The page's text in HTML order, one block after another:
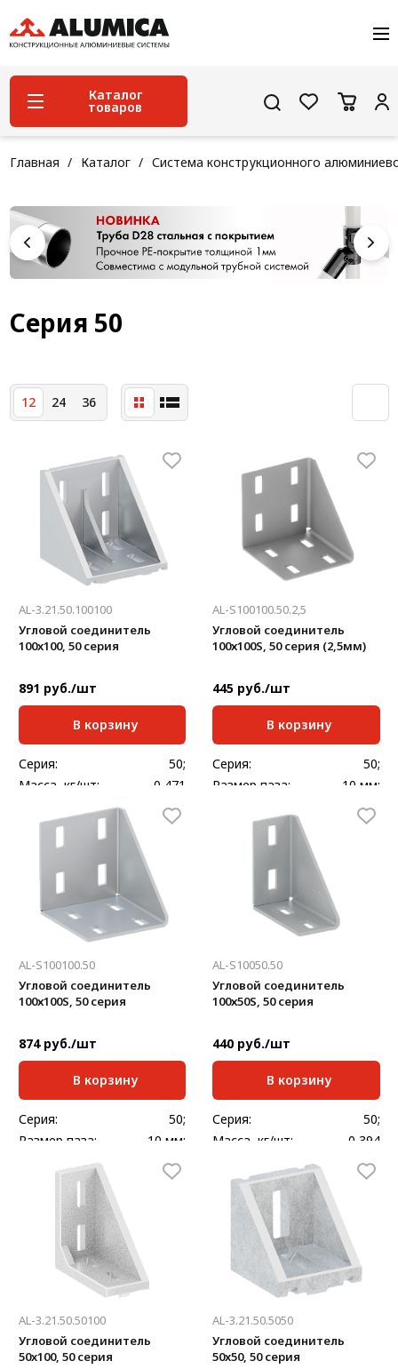
О компании
Услуги
Сервис и поддержка
Проекты
Контакты
Каталог
товаров
Система конструкционного алюминиевого
профиля
Конструкционная трубная система
Модульная трубная система
Кабельные короба
Конвейерная фурнитура
Система линейного перемещения NEW!
Система V-паза NEW!
Алюминиевые промышленные ограждения
Алюминиевая промышленная мебель
Крейты и кассеты Subrack systems
Профиль строительного назначения
Радиаторный алюминиевый профиль NEW!
Лист алюминиевый
Метрический крепеж
Конструкции из профиля
Услуги дополнительной обработки профиля
Главная Каталог Система конструкционного
Серия 50
12 24 36
AL-3.21.50.100100
Угловой соединитель
100x100, 50 серия
891 руб./шт
В корзину
Серия:
50;
Масса, кг/шт:
0,471
AL-S100100.50.2,5
Угловой соединитель
100х100S, 50 серия (2,5мм)
445 руб./шт
В корзину
Серия:
50;
Размер паза:
10 мм;
0,435
Толщина, мм:
2,5
AL-S100100.50
Угловой соединитель
100х100S, 50 серия
874 руб./шт
В корзину
Серия:
50;
Размер паза:
10 мм;
Масса, кг/шт:
0,691
Толщина, мм:
AL-S10050.50
Угловой соединитель
100х50S, 50 серия
440 руб./шт
В корзину
Серия:
50;
Масса, кг/шт:
0,394
4
AL-3.21.50.50100
Угловой соединитель
50x100, 50 серия
AL-3.21.50.5050
Угловой соединитель
50x50, 50 серия